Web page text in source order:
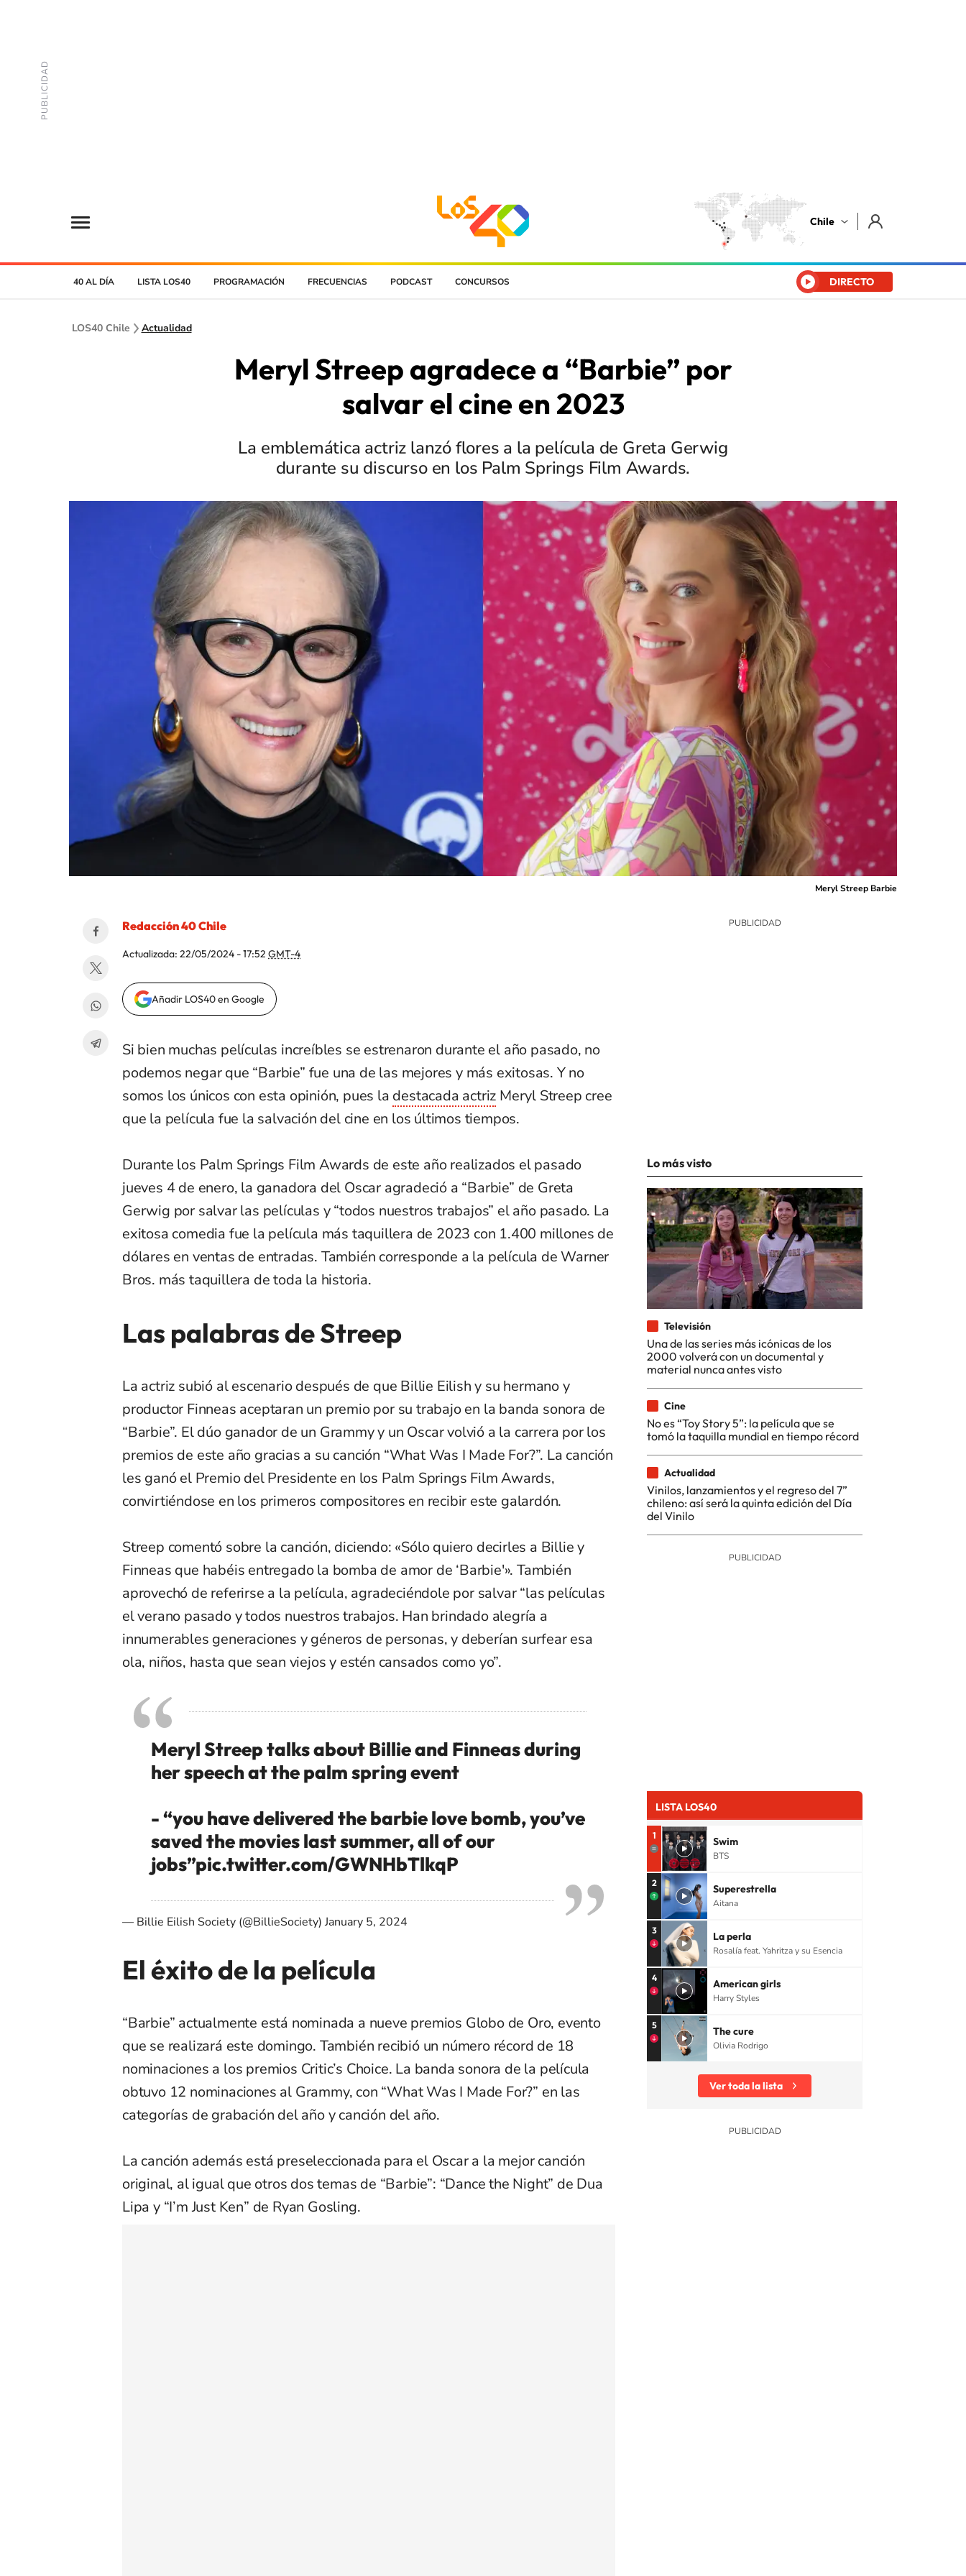
Chile
40 AL DÍA LISTA LOS40 PROGRAMACIÓN FRECUENCIAS PODCAST CONCURSOS DIRECTO
LOS40 Chile Actualidad
Meryl Streep agradece a “Barbie” por
salvar el cine en 2023
La emblemática actriz lanzó flores a la película de Greta Gerwig
durante su discurso en los Palm Springs Film Awards.
Meryl Streep Barbie
Redacción 40 Chile
Actualizada: 22/05/2024 - 17:52 GMT-4
Añadir LOS40 en Google
Si bien muchas películas increíbles se estrenaron durante el año pasado, no
podemos negar que “Barbie” fue una de las mejores y más exitosas. Y no
somos los únicos con esta opinión, pues la destacada actriz Meryl Streep cree
que la película fue la salvación del cine en los últimos tiempos.
Durante los Palm Springs Film Awards de este año realizados el pasado
jueves 4 de enero, la ganadora del Oscar agradeció a “Barbie” de Greta
Gerwig por salvar las películas y “todos nuestros trabajos” el año pasado. La
exitosa comedia fue la película más taquillera de 2023 con 1.400 millones de
dólares en ventas de entradas. También corresponde a la película de Warner
Bros. más taquillera de toda la historia.
Las palabras de Streep
La actriz subió al escenario después de que Billie Eilish y su hermano y
productor Finneas aceptaran un premio por su trabajo en la banda sonora de
“Barbie”. El dúo ganador de un Grammy y un Oscar volvió a la carrera por los
premios de este año gracias a su canción “What Was I Made For?”. La canción
les ganó el Premio del Presidente en los Palm Springs Film Awards,
convirtiéndose en los primeros compositores en recibir este galardón.
Streep comentó sobre la canción, diciendo: «Sólo quiero decirles a Billie y
Finneas que habéis entregado la bomba de amor de ‘Barbie'». También
aprovechó de referirse a la película, agradeciéndole por salvar “las películas
el verano pasado y todos nuestros trabajos. Han brindado alegría a
innumerables generaciones y géneros de personas, y deberían surfear esa
ola, niños, hasta que sean viejos y estén cansados como yo”.
Meryl Streep talks about Billie and Finneas during
her speech at the palm spring event
- “you have delivered the barbie love bomb, you’ve
saved the movies last summer, all of our
jobs”pic.twitter.com/GWNHbTlkqP
— Billie Eilish Society (@BillieSociety)January 5, 2024
El éxito de la película
“Barbie” actualmente está nominada a nueve premios Globo de Oro, evento
que se realizará este domingo. También recibió un número récord de 18
nominaciones a los premios Critic’s Choice. La banda sonora de la película
obtuvo 12 nominaciones al Grammy, con “What Was I Made For?” en las
categorías de grabación del año y canción del año.
La canción además está preseleccionada para el Oscar a la mejor canción
original, al igual que otros dos temas de “Barbie”: “Dance the Night” de Dua
Lipa y “I’m Just Ken” de Ryan Gosling.
Lo más visto
Televisión
Una de las series más icónicas de los
2000 volverá con un documental y
material nunca antes visto
Cine
No es “Toy Story 5”: la película que se
tomó la taquilla mundial en tiempo récord
Actualidad
Vinilos, lanzamientos y el regreso del 7”
chileno: así será la quinta edición del Día
del Vinilo
LISTA LOS40
1 Swim
BTS
2 Superestrella
Aitana
3 La perla
Rosalía feat. Yahritza y su Esencia
4 American girls
Harry Styles
5 The cure
Olivia Rodrigo
Ver toda la lista